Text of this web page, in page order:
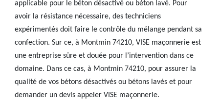
applicable pour le béton désactivé ou béton lavé. Pour
avoir la résistance nécessaire, des techniciens
expérimentés doit faire le contrôle du mélange pendant sa
confection. Sur ce, à Montmin 74210, VISE maçonnerie est
une entreprise sûre et douée pour l’intervention dans ce
domaine. Dans ce cas, à Montmin 74210, pour assurer la
qualité de vos bétons désactivés ou bétons lavés et pour
demander un devis appeler VISE maçonnerie.